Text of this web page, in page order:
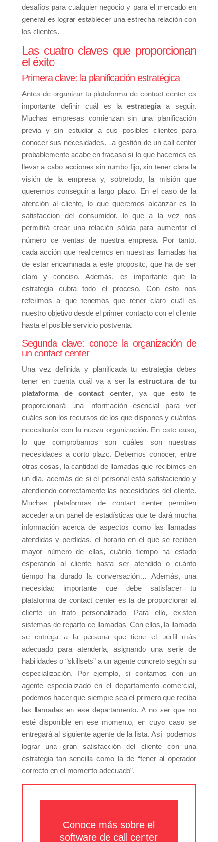
desafíos para cualquier negocio y para el mercado en
general es lograr establecer una estrecha relación con
los clientes.
Las cuatro claves que proporcionan
el éxito
Primera clave: la planificación estratégica
Antes de organizar tu plataforma de contact center es
importante definir cuál es laestrategia a seguir.
Muchas empresas comienzan sin una planificación
previa y sin estudiar a sus posibles clientes para
conocer sus necesidades. La gestión de un call center
probablemente acabe en fracaso si lo que hacemos es
llevar a cabo acciones sin rumbo fijo, sin tener clara la
visión de la empresa y, sobretodo, la misión que
queremos conseguir a largo plazo. En el caso de la
atención al cliente, lo que queremos alcanzar es la
satisfacción del consumidor, lo que a la vez nos
permitirá crear una relación sólida para aumentar el
número de ventas de nuestra empresa. Por tanto,
cada acción que realicemos en nuestras llamadas ha
de estar encaminada a este propósito, que ha de ser
claro y conciso. Además, es importante que la
estrategia cubra todo el proceso. Con esto nos
referimos a que tenemos que tener claro cuál es
nuestro objetivo desde el primer contacto con el cliente
hasta el posible servicio postventa.
Segunda clave: conoce la organización de
un contact center
Una vez definida y planificada tu estrategia debes
tener en cuenta cuál va a ser laestructura de tu
plataforma de contact center, ya que esto te
proporcionará una información esencial para ver
cuáles son los recursos de los que dispones y cuántos
necesitarás con la nueva organización. En este caso,
lo que comprobamos son cuáles son nuestras
necesidades a corto plazo. Debemos conocer, entre
otras cosas, la cantidad de llamadas que recibimos en
un día, además de si el personal está satisfaciendo y
atendiendo correctamente las necesidades del cliente.
Muchas plataformas de contact center permiten
acceder a un panel de estadísticas que te dará mucha
información acerca de aspectos como las llamadas
atendidas y perdidas, el horario en el que se reciben
mayor número de ellas, cuánto tiempo ha estado
esperando al cliente hasta ser atendido o cuánto
tiempo ha durado la conversación… Además, una
necesidad importante que debe satisfacer tu
plataforma de contact center es la de proporcionar al
cliente un trato personalizado. Para ello, existen
sistemas de reparto de llamadas. Con ellos, la llamada
se entrega a la persona que tiene el perfil más
adecuado para atenderla, asignando una serie de
habilidades o “skillsets” a un agente concreto según su
especialización. Por ejemplo, si contamos con un
agente especializado en el departamento comercial,
podemos hacer que siempre sea el primero que reciba
las llamadas en ese departamento. A no ser que no
esté disponible en ese momento, en cuyo caso se
entregará al siguiente agente de la lista. Así, podemos
lograr una gran satisfacción del cliente con una
estrategia tan sencilla como la de “tener al operador
correcto en el momento adecuado”.
Conoce más sobre el
software de call center